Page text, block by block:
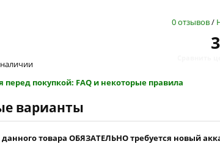
0 отзывов/
перед покупкой: FAQ и некоторые правила
варианты
товара ОБЯЗАТЕЛЬНО требуется новый